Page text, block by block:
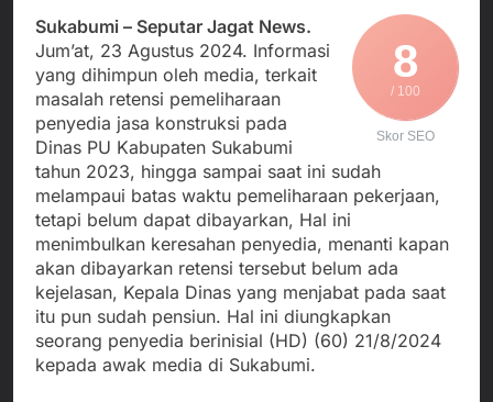
Ada Keputusan Resmi”
8
/ 100
Skor SEO
Sukabumi – Seputar Jagat News.
Jum’at, 23 Agustus 2024. Informasi
yang dihimpun oleh media, terkait
masalah retensi pemeliharaan
penyedia jasa konstruksi pada
Dinas PU Kabupaten Sukabumi
tahun 2023, hingga sampai saat ini sudah
melampaui batas waktu pemeliharaan pekerjaan,
tetapi belum dapat dibayarkan, Hal ini
menimbulkan keresahan penyedia, menanti kapan
akan dibayarkan retensi tersebut belum ada
kejelasan, Kepala Dinas yang menjabat pada saat
itu pun sudah pensiun. Hal ini diungkapkan
seorang penyedia berinisial (HD) (60) 21/8/2024
kepada awak media di Sukabumi.